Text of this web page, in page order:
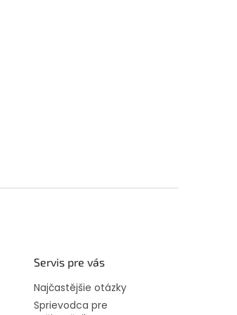
Servis pre vás
Najčastějšie otázky
Sprievodca pre